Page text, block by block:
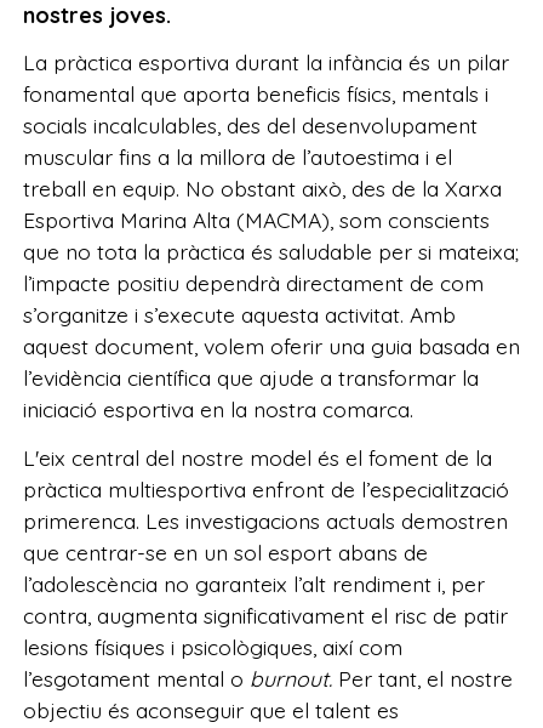
nostres joves.
La pràctica esportiva durant la infància és un pilar
fonamental que aporta beneficis físics, mentals i
socials incalculables, des del desenvolupament
muscular fins a la millora de l’autoestima i el
treball en equip. No obstant això, des de la Xarxa
Esportiva Marina Alta (MACMA), som conscients
que no tota la pràctica és saludable per si mateixa;
l’impacte positiu dependrà directament de com
s’organitze i s’execute aquesta activitat. Amb
aquest document, volem oferir una guia basada en
l’evidència científica que ajude a transformar la
iniciació esportiva en la nostra comarca.
L'eix central del nostre model és el foment de la
pràctica multiesportiva enfront de l’especialització
primerenca. Les investigacions actuals demostren
que centrar-se en un sol esport abans de
l’adolescència no garanteix l’alt rendiment i, per
contra, augmenta significativament el risc de patir
lesions físiques i psicològiques, així com
l’esgotament mental o burnout. Per tant, el nostre
objectiu és aconseguir que el talent es